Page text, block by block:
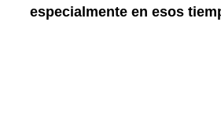
especialmente en esos